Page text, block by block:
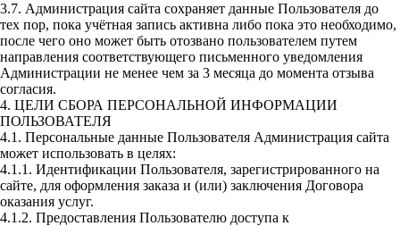
3.7. Администрация сайта сохраняет данные Пользователя до
тех пор, пока учётная запись активна либо пока это необходимо,
после чего оно может быть отозвано пользователем путем
направления соответствующего письменного уведомления
Администрации не менее чем за 3 месяца до момента отзыва
согласия.
4. ЦЕЛИ СБОРА ПЕРСОНАЛЬНОЙ ИНФОРМАЦИИ
ПОЛЬЗОВАТЕЛЯ
4.1. Персональные данные Пользователя Администрация сайта
может использовать в целях:
4.1.1. Идентификации Пользователя, зарегистрированного на
сайте, для оформления заказа и (или) заключения Договора
оказания услуг.
4.1.2. Предоставления Пользователю доступа к